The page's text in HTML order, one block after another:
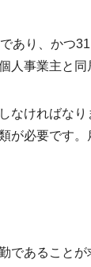
あり、かつ
人事業主と同
なければな
が必要です
であること